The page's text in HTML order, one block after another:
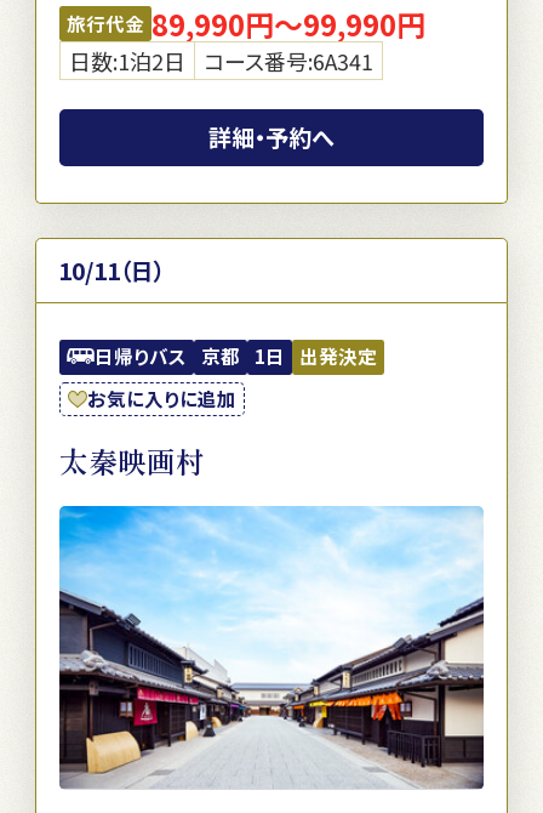
旅行代金 89,990円～99,990円
日数:1泊2日 コース番号:6A341
詳細・予約へ
10/11（日）
日帰りバス 京都 1日
出発決定
お気に入りに追加
太秦映画村